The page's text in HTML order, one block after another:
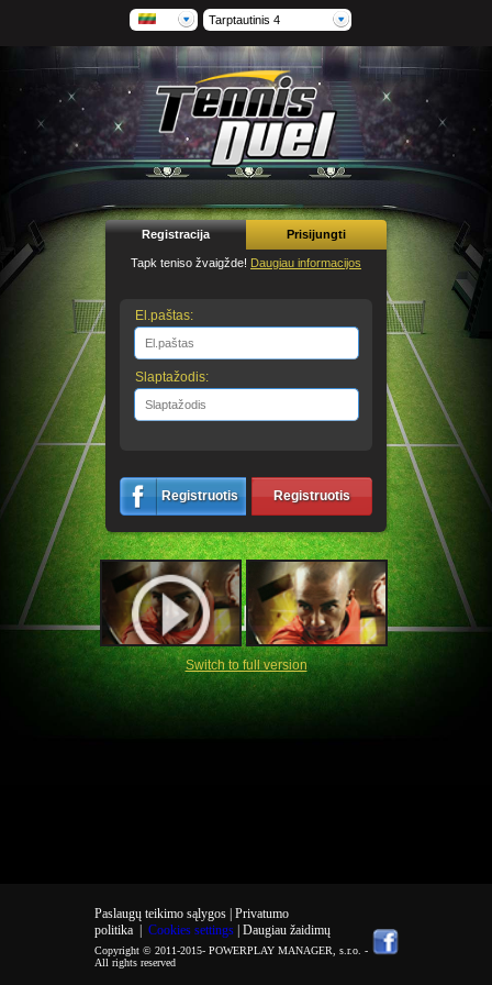
Tarptautinis 4
Registracija Prisijungti
Tapk teniso žvaigžde! Daugiau informacijos
El.paštas:
Slaptažodis:
Registruotis Registruotis
Switch to full version
Paslaugų teikimo sąlygos | Privatumo
politika| Cookies settings | Daugiau žaidimų
Copyright © 2011-2015- POWERPLAY MANAGER, s.r.o. -
All rights reserved